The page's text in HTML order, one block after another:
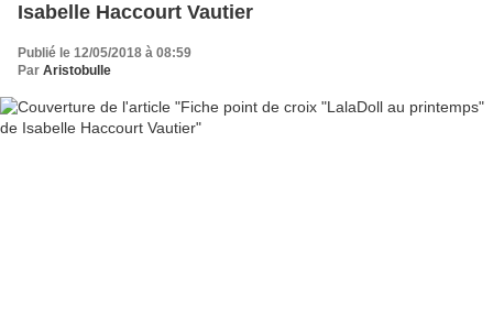
Isabelle Haccourt Vautier
Publié le 12/05/2018 à 08:59
Par Aristobulle